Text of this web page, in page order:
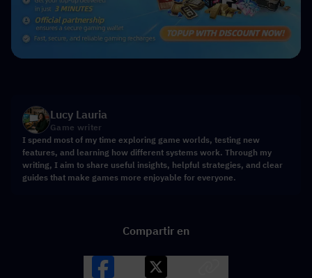
Lucy Lauria
Game writer
I spend most of my time exploring game worlds, testing new
features, and learning how different systems work. Through my
writing, I aim to share useful insights, helpful strategies, and clear
guides that make games more enjoyable for everyone.
Compartir en